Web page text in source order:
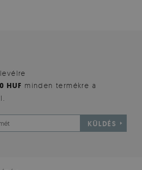
HUF minden termékre a
KÜLDÉS